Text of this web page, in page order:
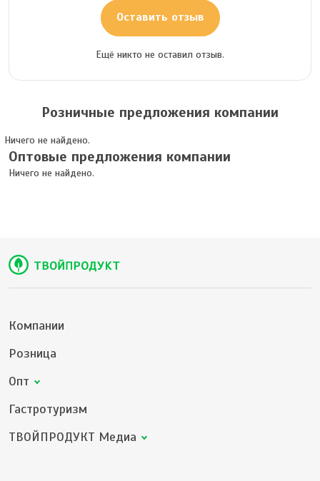
Оставить отзыв
Ещё никто не оставил отзыв.
Розничные предложения компании
Ничего не найдено.
Оптовые предложения компании
Ничего не найдено.
Компании
Розница
Опт
Гастротуризм
ТВОЙПРОДУКТ Медиа